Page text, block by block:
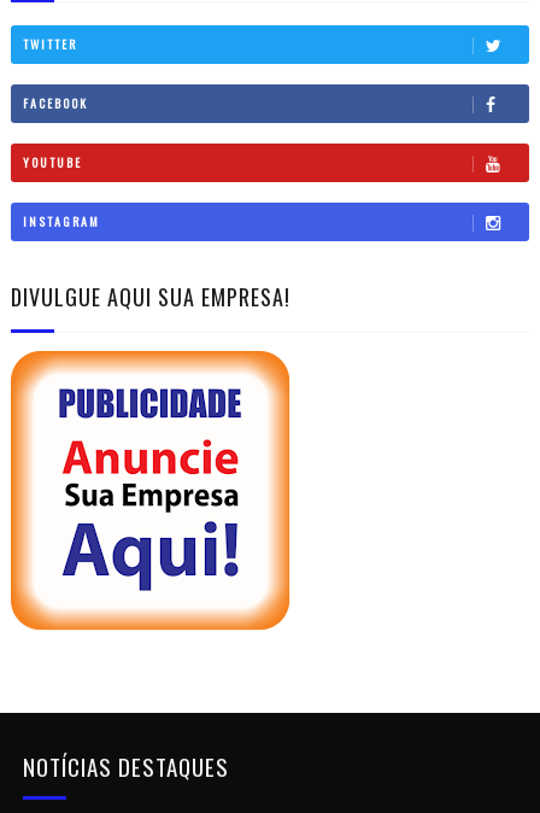
TWITTER
FACEBOOK
YOUTUBE
INSTAGRAM
DIVULGUE AQUI SUA EMPRESA!
NOTÍCIAS DESTAQUES